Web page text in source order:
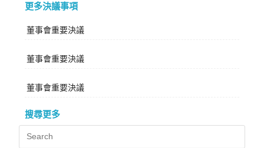
更多決議事項
董事會重要決議
董事會重要決議
董事會重要決議
搜尋更多